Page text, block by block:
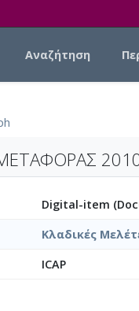
Αναζήτηση
Digital-item
Κλαδικές
ICAP